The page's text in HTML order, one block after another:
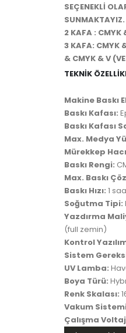
SEÇENEKLİ
SUNMAKTAYIZ.
2 KAFA :
3 KAFA: CMYK
& CMYK & V
TEKNİK
Makine Baskı
Baskı Kafası:
Baskı Kafası
Max. Medya
Mürekkep
Baskı Rengi:
Max. Baskı
Baskı Hızı: 1
Soğutma Tipi:
Yazdırma
(full zemin)
Kontrol
Sistem
UV Lamba:
Boya Türü:
Renk Skalası:
Vakum
Çalışma